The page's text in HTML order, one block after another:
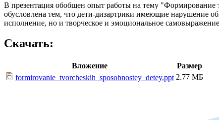
В презентация обобщен опыт работы на тему "Формирование
обусловлена тем, что дети-дизартрики имеющие нарушение
исполнение, но и творческое и эмоциональное
Скачать:
Вложение
Размер
formirovanie_tvorcheskih_sposobnostey_detey.ppt 2.77 МБ